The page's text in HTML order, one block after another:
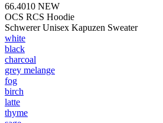
66.4010 NEW
OCS RCS Hoodie
Schwerer Unisex Kapuzen Sweater
white
black
charcoal
grey melange
fog
birch
latte
thyme